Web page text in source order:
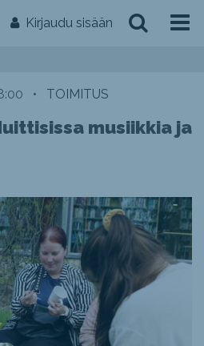
Kirjaudu sisään
• TOIMITUS
musiikkia ja